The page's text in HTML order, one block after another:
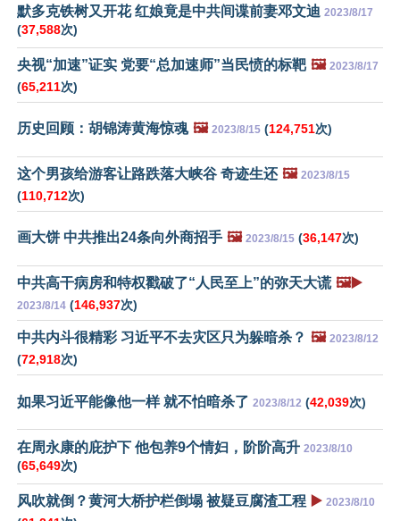
默多克铁树又开花 红娘竟是中共间谍前妻邓文迪 2023/8/17
(37,588次)
央视“加速”证实 党要“总加速师”当民愤的标靶 🖼️ 2023/8/17
(65,211次)
历史回顾：胡锦涛黄海惊魂 🖼️ 2023/8/15 (124,751次)
这个男孩给游客让路跌落大峡谷 奇迹生还 🖼️ 2023/8/15
(110,712次)
画大饼 中共推出24条向外商招手 🖼️ 2023/8/15 (36,147次)
中共高干病房和特权戳破了“人民至上”的弥天大谎 🖼️▶️
2023/8/14 (146,937次)
中共内斗很精彩 习近平不去灾区只为躲暗杀？ 🖼️ 2023/8/12
(72,918次)
如果习近平能像他一样 就不怕暗杀了 2023/8/12 (42,039次)
在周永康的庇护下 他包养9个情妇，阶阶高升 2023/8/10
(65,649次)
风吹就倒？黄河大桥护栏倒塌 被疑豆腐渣工程 ▶️ 2023/8/10